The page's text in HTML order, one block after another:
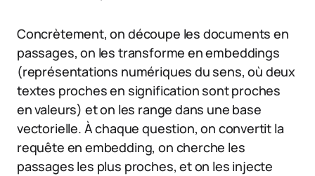
Concrètement, on découpe les documents en
passages, on les transforme en embeddings
(représentations numériques du sens, où deux
textes proches en signification sont proches
en valeurs) et on les range dans une base
vectorielle. À chaque question, on convertit la
requête en embedding, on cherche les
passages les plus proches, et on les injecte